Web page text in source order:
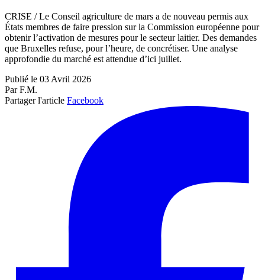
CRISE / Le Conseil agriculture de mars a de nouveau permis aux
États membres de faire pression sur la Commission européenne pour
obtenir l’activation de mesures pour le secteur laitier. Des demandes
que Bruxelles refuse, pour l’heure, de concrétiser. Une analyse
approfondie du marché est attendue d’ici juillet.
Publié le 03 Avril 2026
Par F.M.
Partager l'article Facebook